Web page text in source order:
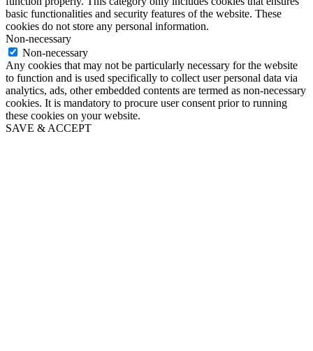
basic functionalities and security features of the website. These
cookies do not store any personal information.
Non-necessary
Non-necessary
Any cookies that may not be particularly necessary for the website
to function and is used specifically to collect user personal data via
analytics, ads, other embedded contents are termed as non-necessary
cookies. It is mandatory to procure user consent prior to running
these cookies on your website.
SAVE & ACCEPT